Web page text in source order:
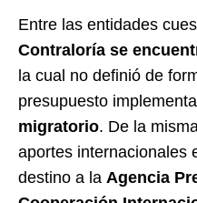
Entre las entidades
Contraloría se
la cual no definió de
presupuesto
migratorio. De la
aportes internacionales
destino a la Agencia